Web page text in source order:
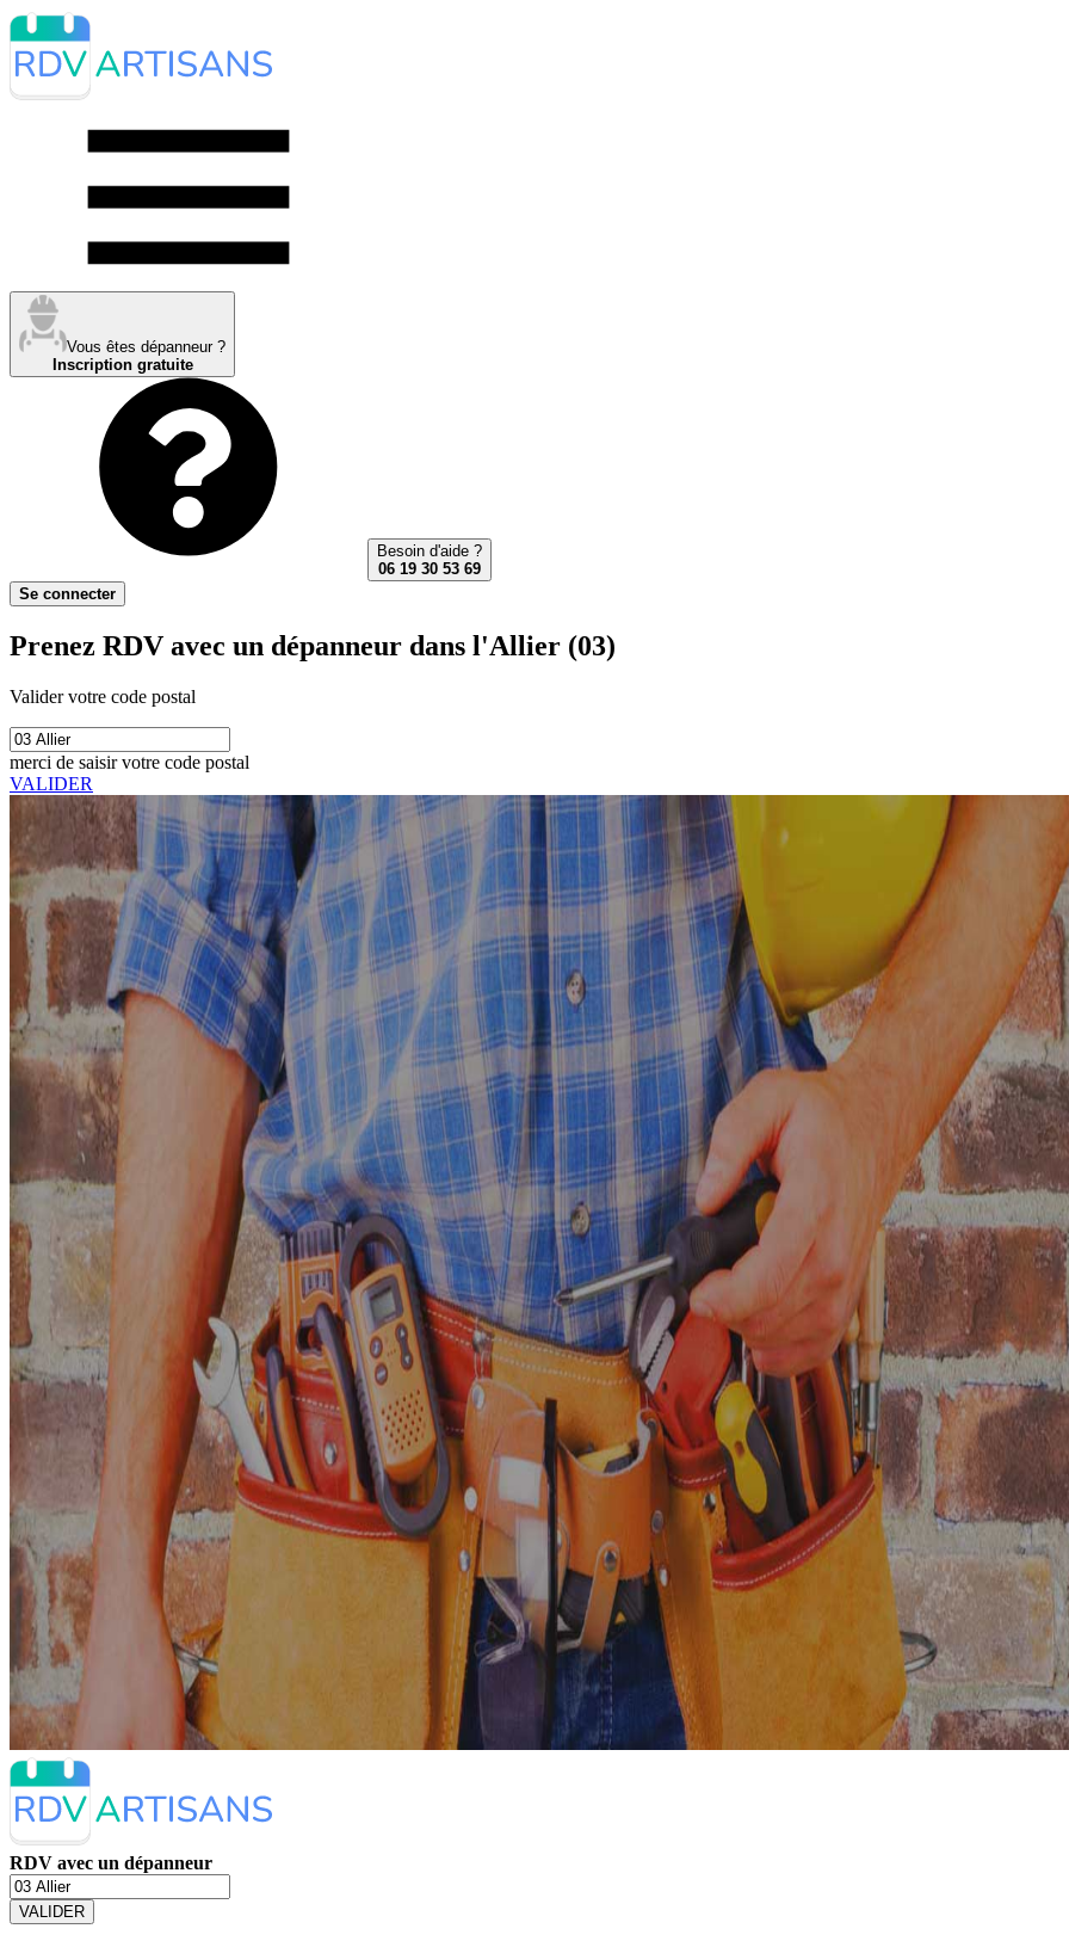
Vous êtes dépanneur ?
Inscription gratuite
Besoin d'aide ?
06 19 30 53 69
Se connecter
Prenez RDV avec un dépanneur dans l'Allier (03)
Valider votre code postal
merci de saisir votre code postal
VALIDER
RDV avec un dépanneur
VALIDER